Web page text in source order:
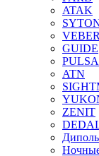
ATAK
VEBER
GUIDE
ATN
ZENIT
Диполь